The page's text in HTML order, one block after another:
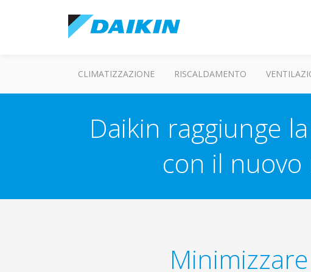
CLIMATIZZAZIONE RISCALDAMENTO
Daikin raggiunge
con il nuovo